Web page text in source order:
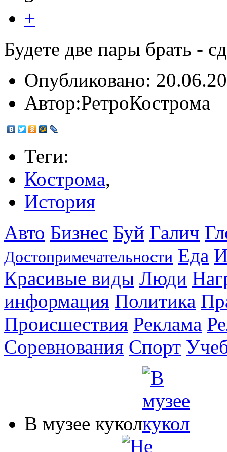
+
Будете две пары брать -
Опубликовано:
Автор:РетроКострома
Теги:
Кострома,
История
Авто Бизнес Буй Галич
Достопримечательности Еда
Красивые виды Люди
информация Политика
Происшествия Реклама
Соревнования Спорт
В музее кукол